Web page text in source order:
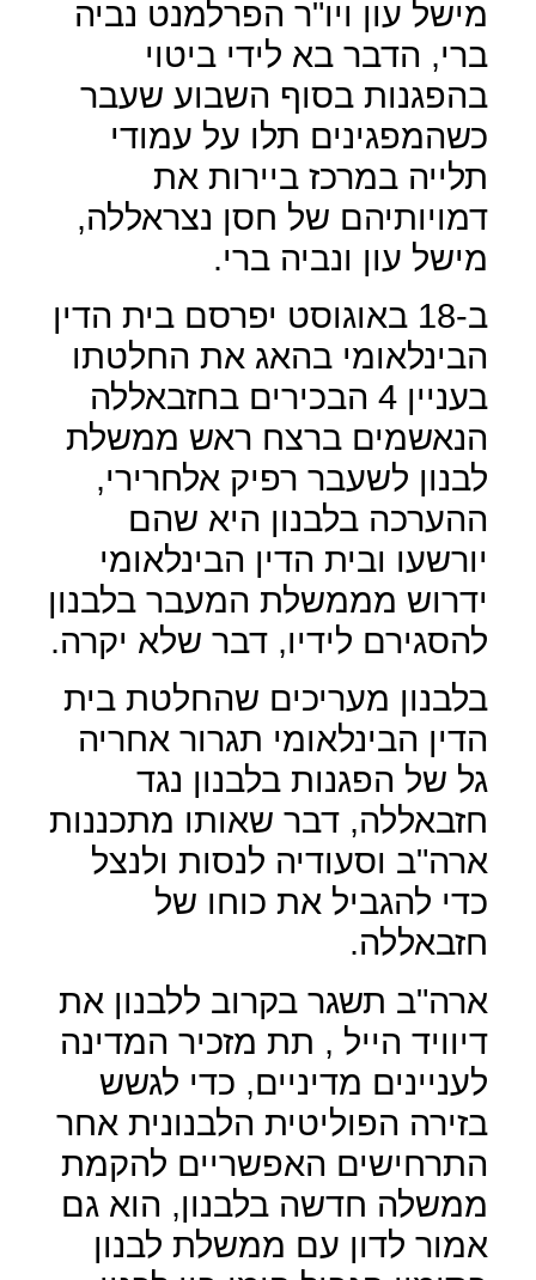
מישל עון ויו"ר הפרלמנט נביה
ברי, הדבר בא לידי ביטוי
בהפגנות בסוף השבוע שעבר
כשהמפגינים תלו על עמודי
תלייה במרכז ביירות את
דמויותיהם של חסן נצראללה,
מישל עון ונביה ברי.
ב-18 באוגוסט יפרסם בית הדין
הבינלאומי בהאג את החלטתו
בעניין 4 הבכירים בחזבאללה
הנאשמים ברצח ראש ממשלת
לבנון לשעבר רפיק אלחרירי,
ההערכה בלבנון היא שהם
יורשעו ובית הדין הבינלאומי
ידרוש מממשלת המעבר בלבנון
להסגירם לידיו, דבר שלא יקרה.
בלבנון מעריכים שהחלטת בית
הדין הבינלאומי תגרור אחריה
גל של הפגנות בלבנון נגד
חזבאללה, דבר שאותו מתכננות
ארה"ב וסעודיה לנסות ולנצל
כדי להגביל את כוחו של
חזבאללה.
ארה"ב תשגר בקרוב ללבנון את
דיוויד הייל , תת מזכיר המדינה
לעניינים מדיניים, כדי לגשש
בזירה הפוליטית הלבנונית אחר
התרחישים האפשריים להקמת
ממשלה חדשה בלבנון, הוא גם
אמור לדון עם ממשלת לבנון